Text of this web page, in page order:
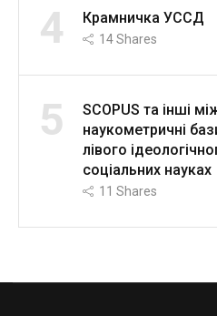
4 Крамничка УССД
14Shares
5
SCOPUS та інші
наукометричні
лівого
соціальних науках
11 Shares